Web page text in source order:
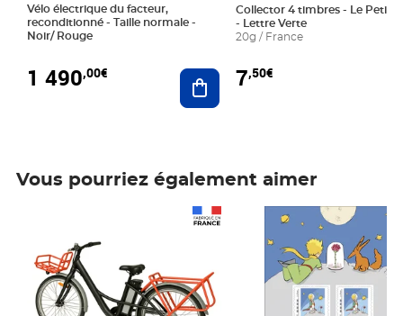
Vélo électrique du facteur,
reconditionné - Taille normale -
Noir/ Rouge
1 490,00€ Ajouter au panier
Collector 4 timbres - Le Petit
- Lettre Verte
20g / France
7,50€
Vous pourriez également aimer
Prix 7,50€